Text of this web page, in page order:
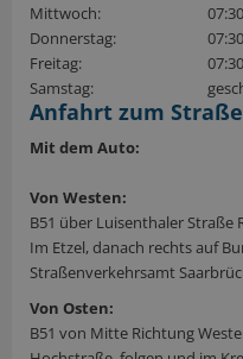
Mittwoch:
Donnerstag:
Freitag:
Samstag:
Anfahrt zum
Mit dem Auto:
Von Westen:
B51 über Luisenthaler Straße
Im Etzel, danach rechts auf
Straßenverkehrsamt
Von Osten:
B51 von Mitte Richtung